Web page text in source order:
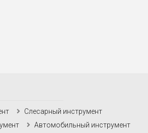
Слесарный инструмент
Автомобильный инструмент